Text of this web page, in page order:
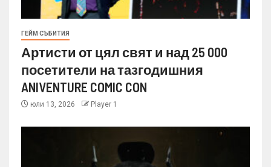
ГЕЙМ СЪБИТИЯ
Артисти от цял свят и над 25 000
посетители на тазгодишния
ANIVENTURE COMIC CON
юли 13, 2026 Player 1